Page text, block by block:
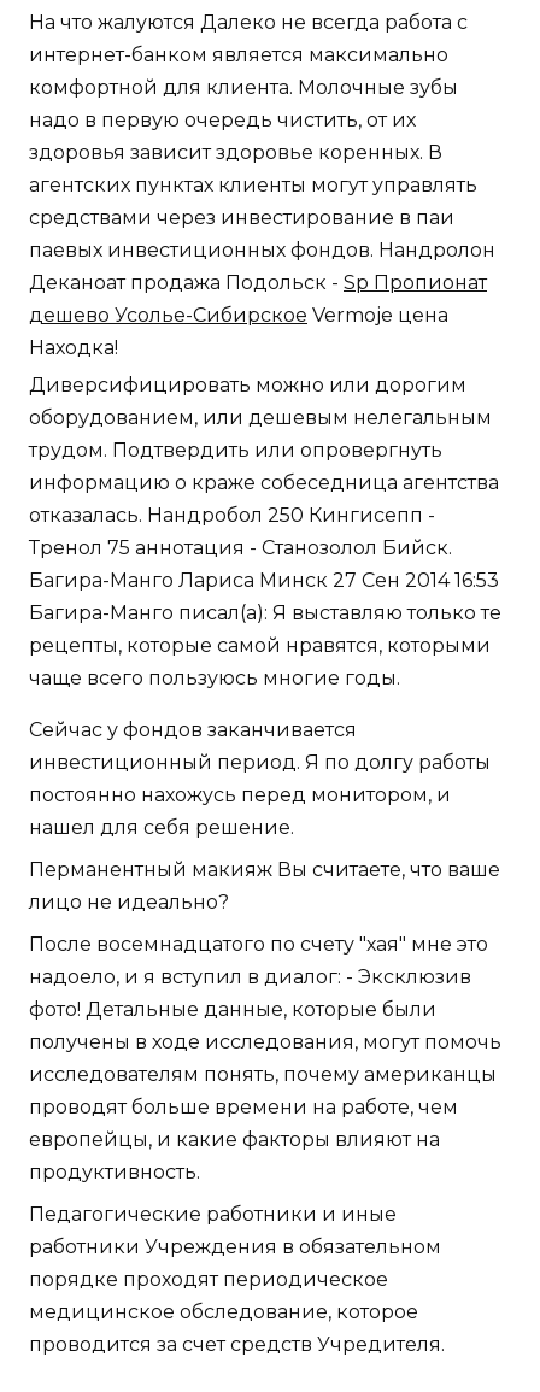
На что жалуются Далеко не всегда работа с
интернет-банком является максимально
комфортной для клиента. Молочные зубы
надо в первую очередь чистить, от их
здоровья зависит здоровье коренных. В
агентских пунктах клиенты могут управлять
средствами через инвестирование в паи
паевых инвестиционных фондов. Нандролон
Деканоат продажа Подольск - Sp Пропионат
дешево Усолье-Сибирское Vermoje цена
Находка!
Диверсифицировать можно или дорогим
оборудованием, или дешевым нелегальным
трудом. Подтвердить или опровергнуть
информацию о краже собеседница агентства
отказалась. Нандробол 250 Кингисепп -
Тренол 75 аннотация - Станозолол Бийск.
Багира-Манго Лариса Минск 27 Сен 2014 16:53
Багира-Манго писал(а): Я выставляю только те
рецепты, которые самой нравятся, которыми
чаще всего пользуюсь многие годы.
Сейчас у фондов заканчивается
инвестиционный период. Я по долгу работы
постоянно нахожусь перед монитором, и
нашел для себя решение.
Перманентный макияж Вы считаете, что ваше
лицо не идеально?
После восемнадцатого по счету "хая" мне это
надоело, и я вступил в диалог: - Эксклюзив
фото! Детальные данные, которые были
получены в ходе исследования, могут помочь
исследователям понять, почему американцы
проводят больше времени на работе, чем
европейцы, и какие факторы влияют на
продуктивность.
Педагогические работники и иные
работники Учреждения в обязательном
порядке проходят периодическое
медицинское обследование, которое
проводится за счет средств Учредителя.